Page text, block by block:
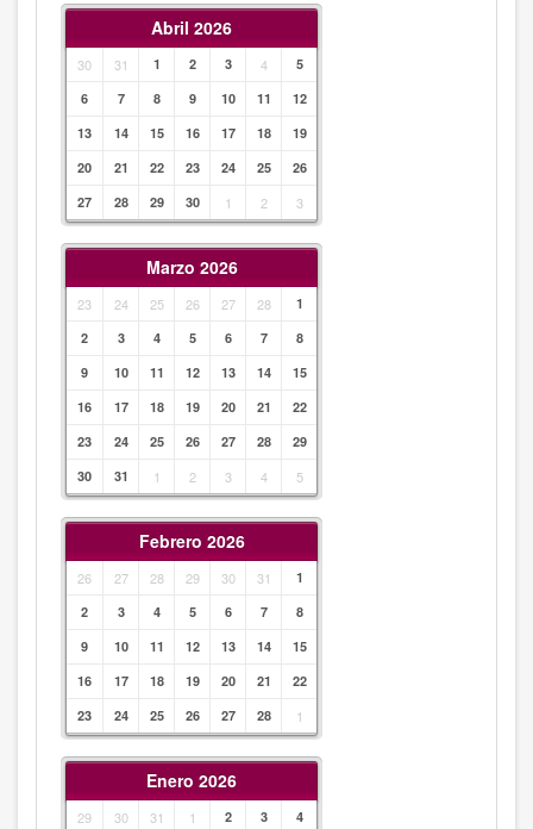
Abril 2026
30 31 1 2 3 4
5
6
7 8 9 10 11
12
13
14 15 16 17 18
19
20
21 22 23 24 25
26
27
28 29 30 1 2 3
Marzo 2026
23 24 25 26 27 28
1
2
3 4 5 6 7
8
9
10 11 12 13 14
15
16
17 18 19 20 21
22
23
24 25 26 27 28
29
30
31 1 2 3 4 5
Febrero 2026
26 27 28 29 30 31
1
2
3 4 5 6 7
8
9
10 11 12 13 14
15
16
17 18 19 20 21
22
23
24 25 26 27 28 1
Enero 2026
29 30 31 1 2 3
4